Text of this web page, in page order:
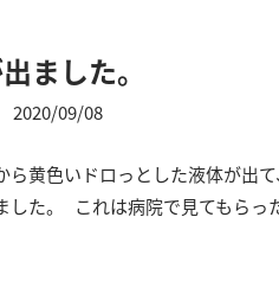
ました。
2020/09/08
黄色いドロっとした液体が出
た。 これは病院で見てもらっ